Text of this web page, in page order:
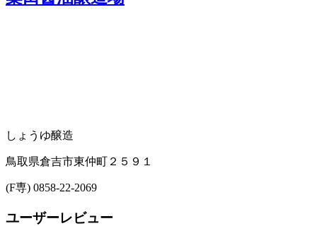
しょうゆ醸造
鳥取県倉吉市東仲町２５９１
(F専) 0858-22-2069
ユーザーレビュー